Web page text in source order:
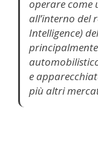
operare come
all’interno del
Intelligence)
e
più altri